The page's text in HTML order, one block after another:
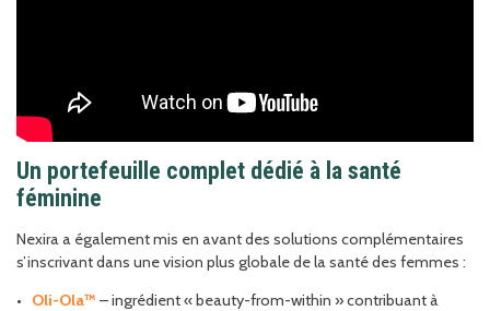
Un portefeuille complet dédié à la santé
féminine
Nexira a également mis en avant des solutions complémentaires
s’inscrivant dans une vision plus globale de la santé des femmes :
Oli-Ola™ – ingrédient « beauty-from-within » contribuant à